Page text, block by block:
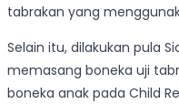
tabrakan yang
Selain itu, dilakukan pula
memasang boneka uji
boneka anak pada Child